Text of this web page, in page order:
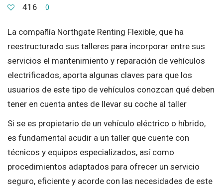
416 0
La compañía Northgate Renting Flexible, que ha
reestructurado sus talleres para incorporar entre sus
servicios el mantenimiento y reparación de vehículos
electrificados, aporta algunas claves para que los
usuarios de este tipo de vehículos conozcan qué deben
tener en cuenta antes de llevar su coche al taller
Si se es propietario de un vehículo eléctrico o híbrido,
es fundamental acudir a un taller que cuente con
técnicos y equipos especializados, así como
procedimientos adaptados para ofrecer un servicio
seguro, eficiente y acorde con las necesidades de este